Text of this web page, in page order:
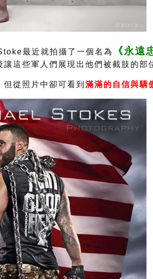
最近就拍攝了一個名為 《永遠
這些軍人們展現出他們被截肢的部
從照片中卻可看到 滿滿的自信與驕